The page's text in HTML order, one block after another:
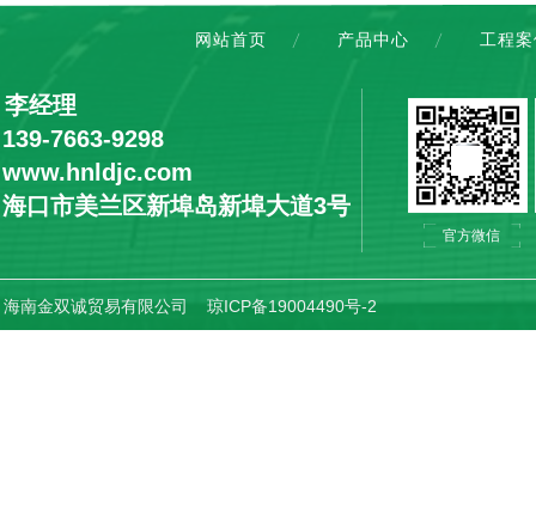
网站首页 产品中心 工程
经理
7663-9298
口市美兰区新埠岛新埠大道3号
官方微信
南金双诚贸易有限公司 琼ICP备19004490号-2